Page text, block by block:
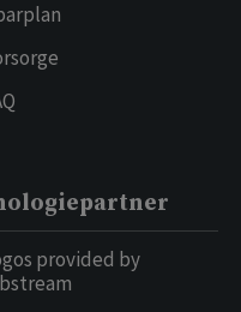
provided by